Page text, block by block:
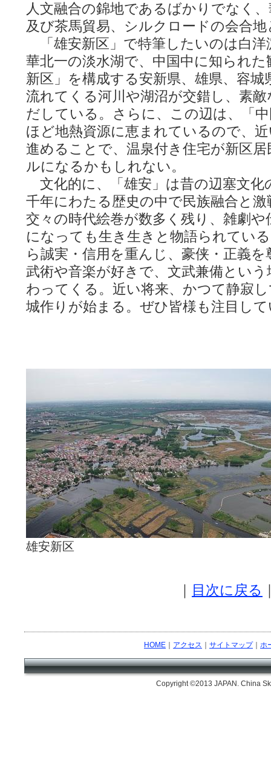
人文融合の錦地であるばかりでなく
及び茶馬貿易、シルクロードの会合
「雄安新区」で特筆したいのは白洋
華北一の淡水湖で、中国中に知られ
新区」を構成する安新県、雄県、容
流れてくる河川や湖沼が交錯し、素
だしている。さらに、この辺は、「
ほど地熱資源に恵まれているので、
進めることで、温泉付き住宅が新区
ルになるかもしれない。
文化的に、「雄安」は昔の辺塞文化
千年にわたる歴史の中で民族融合と
交々の時代絵巻が数多く残り、雑劇
になっても生き生きと物語られてい
ら誠実・信用を重んじ、豪侠・正義
武術や音楽が好きで、文武兼備とい
わってくる。近い将来、かつて静寂
城作りが始まる。ぜひ皆様も注目し
雄安新区
｜ 目次に戻る
HOME アクセス サイトマップ｜ ホ
Copyright ©2013 JAPAN. China